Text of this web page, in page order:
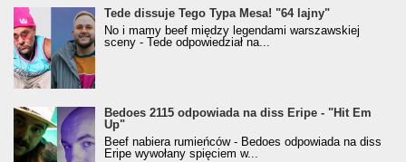
Tede dissuje Tego Typa Mesa! "64 lajny"
No i mamy beef między legendami warszawskiej
sceny - Tede odpowiedział na...
Bedoes 2115 odpowiada na diss Eripe - "Hit Em
Up"
Beef nabiera rumieńców - Bedoes odpowiada na diss
Eripe wywołany spięciem w...